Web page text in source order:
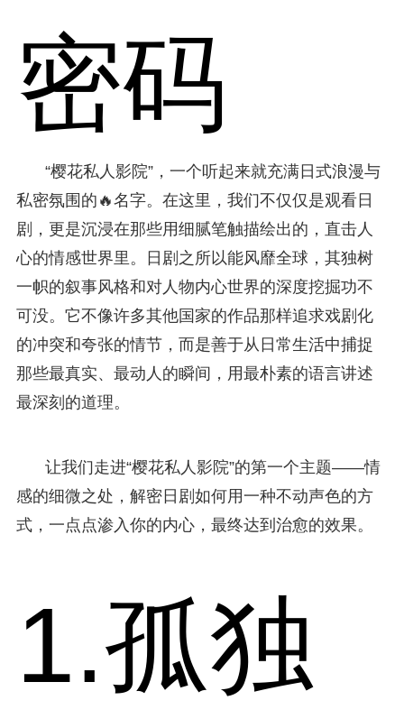
密码
“樱花私人影院”，一个听起来就充满日式浪漫与
私密氛围的🔥名字。在这里，我们不仅仅是观看日
剧，更是沉浸在那些用细腻笔触描绘出的，直击人
心的情感世界里。日剧之所以能风靡全球，其独树
一帜的叙事风格和对人物内心世界的深度挖掘功不
可没。它不像许多其他国家的作品那样追求戏剧化
的冲突和夸张的情节，而是善于从日常生活中捕捉
那些最真实、最动人的瞬间，用最朴素的语言讲述
最深刻的道理。
让我们走进“樱花私人影院”的第一个主题——情
感的细微之处，解密日剧如何用一种不动声色的方
式，一点点渗入你的内心，最终达到治愈的效果。
1.孤独